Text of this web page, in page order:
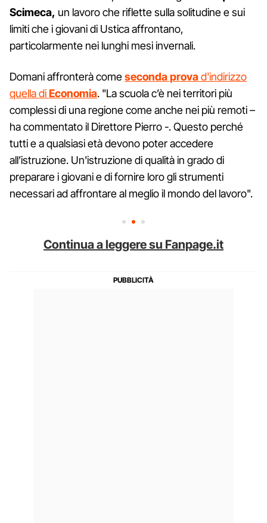
Scimeca, un lavoro che riflette sulla solitudine e sui
limiti che i giovani di Ustica affrontano,
particolarmente nei lunghi mesi invernali.
Domani affronterà comeseconda provad'indirizzo
quella diEconomia. ​"La scuola c’è nei territori più
complessi di una regione come anche nei più remoti –
ha commentato il Direttore Pierro -. Questo perché
tutti e a qualsiasi età devono poter accedere
all’istruzione. Un'istruzione di qualità in grado di
preparare i giovani e di fornire loro gli strumenti
necessari ad affrontare al meglio il mondo del lavoro".
Continua a leggere su Fanpage.it